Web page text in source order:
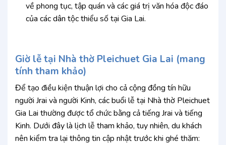
về phong tục, tập quán và các giá trị văn hóa độc đáo
của các dân tộc thiểu số tại Gia Lai.
Giờ lễ tại Nhà thờ Pleichuet Gia Lai (mang
tính tham khảo)
Để tạo điều kiện thuận lợi cho cả cộng đồng tín hữu
người Jrai và người Kinh, các buổi lễ tại Nhà thờ Pleichuet
Gia Lai thường được tổ chức bằng cả tiếng Jrai và tiếng
Kinh. Dưới đây là lịch lễ tham khảo, tuy nhiên, du khách
nên kiểm tra lại thông tin cập nhật trước khi ghé thăm: